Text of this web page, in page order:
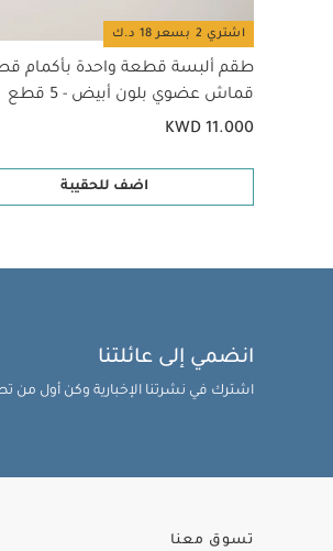
اشتري 2 بسعر 18 د.ك
طقم ألبسة قطعة واحدة بأكمام
قماش عضوي بلون أبيض - 5 قطع
KWD 11.000
اضف للحقيبة
انضمي إلى عائلتنا
اشترك في نشرتنا الإخبارية وكن أول من
تسوق معنا